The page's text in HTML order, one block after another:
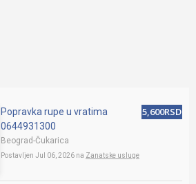
Popravka rupe u vratima
0644931300
Beograd-Čukarica
Postavljen Jul 06, 2026 na Zanatske usluge
5,600RSD